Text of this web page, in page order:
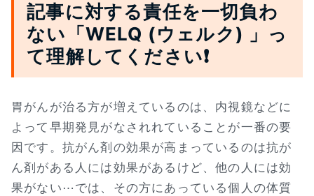
記事に対する責任を一切負わ
ない「WELQ (ウェルク) 」っ
て理解してください❗
胃がんが治る方が増えているのは、内視鏡などに
よって早期発見がなされれていることが一番の要
因です。抗がん剤の効果が高まっているのは抗が
ん剤がある人には効果があるけど、他の人には効
果がない⋯では、その方にあっている個人の体質